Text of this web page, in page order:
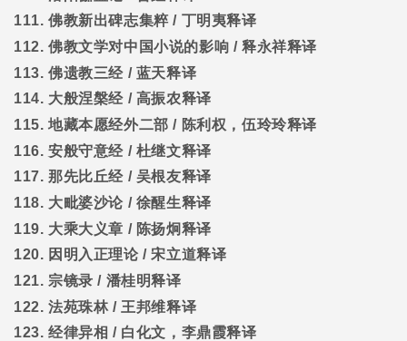
111. 佛教新出碑志集粹/ 丁明夷释译
112. 佛教文学对中国小说的影响 /释永祥释译
113. 佛遗教三经 / 蓝天释译
114. 大般涅槃经 / 高振农释译
115. 地藏本愿经外二部 / 陈利权，伍玲玲释译
116. 安般守意经 / 杜继文释译
117. 那先比丘经 / 吴根友释译
118. 大毗婆沙论 / 徐醒生释译
119. 大乘大义章 / 陈扬炯释译
120. 因明入正理论/宋立道释译
121. 宗镜录 / 潘桂明释译
122. 法苑珠林/ 王邦维释译
123. 经律异相 / 白化文，李鼎霞释译